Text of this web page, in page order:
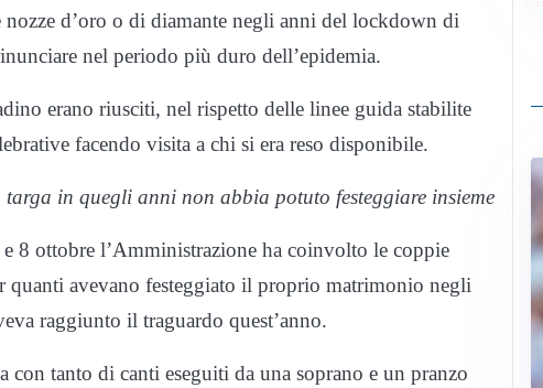
nozze d’oro o di diamante negli anni del lockdown di
nel periodo più duro dell’epidemia.
erano riusciti, nel rispetto delle linee guida stabilite
facendo visita a chi si era reso disponibile.
in quegli anni non abbia potuto festeggiare insieme
e 8 ottobre l’Amministrazione ha coinvolto le coppie
quanti avevano festeggiato il proprio matrimonio negli
raggiunto il traguardo quest’anno.
tanto di canti eseguiti da una soprano e un pranzo